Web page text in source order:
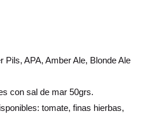
Pils, APA, Amber Ale, Blonde Ale
con sal de mar 50grs.
tomate, finas hierbas,